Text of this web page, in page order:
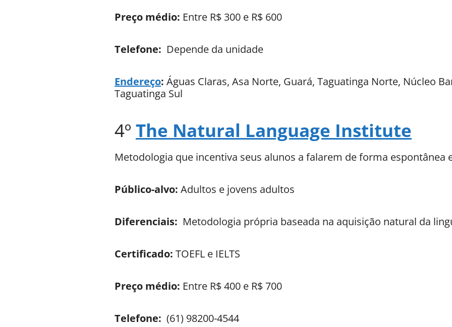
Preço médio: Entre R$ 300 e R$ 600
Telefone: Depende da unidade
Endereço: Águas Claras, Asa Norte, Guará, Taguatinga Norte, Núcleo
Taguatinga Sul
4º The Natural Language Institute
Metodologia que incentiva seus alunos a falarem de forma espontânea
Público-alvo: Adultos e jovens adultos
Diferenciais: Metodologia própria baseada na aquisição natural da
Certificado: TOEFL e IELTS
Preço médio: Entre R$ 400 e R$ 700
Telefone: (61) 98200-4544